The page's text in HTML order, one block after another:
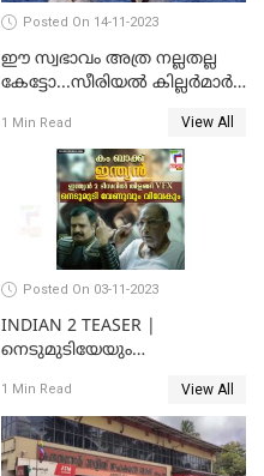
Posted On 14-11-2023
ഈ സ്വഭാവം അത്ര നല്ലതല്ല
കേട്ടോ...സീരിയല്‍ കില്ലര്‍മാര്‍
ഓര്‍ക്കകളുടെ സ്വഭാവരീതി
1 Min Read View All
Posted On 03-11-2023
INDIAN 2 TEASER |
നെടുമുടിയേയും
കാണാം; ഇന്ത്യൻ 2 ടീസർ
പുറത്ത്
1 Min Read View All